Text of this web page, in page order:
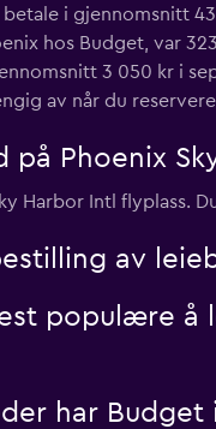
i gjennomsnitt
hos Budget, var
3 050 kr i
av når du
på Phoenix
Harbor Intl flyplass.
av
populære å
har Budget